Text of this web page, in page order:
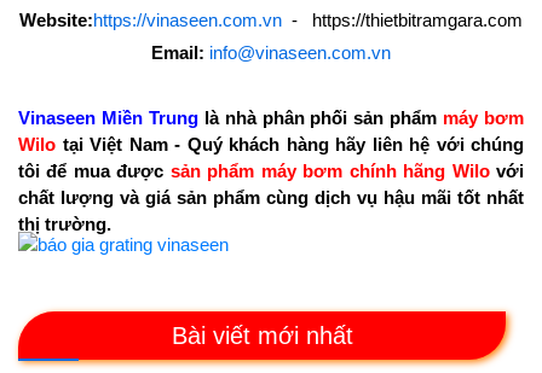
Bài viết mới nhất
Website:https://vinaseen.com.vn - https://thietbitramgara.com
Email: info@vinaseen.com.vn
Vinaseen Miền Trunglà nhà phân phối sản phẩm máy bơm
Wilo tại Việt Nam - Quý khách hàng hãy liên hệ với chúng
tôi để mua được sản phẩm máy bơm chính hãng Wilovới
chất lượng và giá sản phẩm cùng dịch vụ hậu mãi tốt nhất
thị trường.